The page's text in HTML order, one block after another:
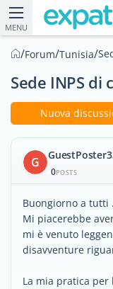
MENU
/Forum/Tunisia/
Sede INPS di
Nuova
G
0POSTS
Buongiorno a tutti .
Mi piacerebbe
mi è venuto
disavventure
La mia pratica per